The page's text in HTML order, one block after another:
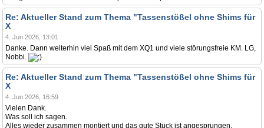
Re: Aktueller Stand zum Thema "Tassenstößel ohne Shims für
X
4. Jun 2026, 13:01
Danke. Dann weiterhin viel Spaß mit dem XQ1 und viele störungsfreie KM. LG,
Nobbi.
Re: Aktueller Stand zum Thema "Tassenstößel ohne Shims für
X
4. Jun 2026, 16:59
Vielen Dank.
Was soll ich sagen.
Alles wieder zusammen montiert und das gute Stück ist angesprungen.